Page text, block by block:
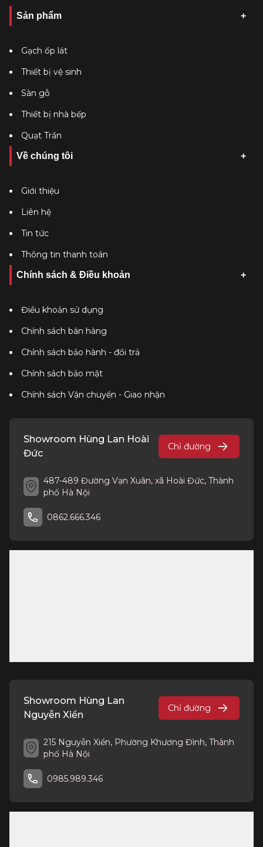
Sản phẩm
Gạch ốp lát
Thiết bị vệ sinh
Sàn gỗ
Thiết bị nhà bếp
Quạt Trần
Về chúng tôi
Giới thiệu
Liên hệ
Tin tức
Thông tin thanh toán
Chính sách & Điều khoản
Điều khoản sử dụng
Chính sách bán hàng
Chính sách bảo hành - đổi trả
Chính sách bảo mật
Chính sách Vận chuyển - Giao nhận
Showroom Hùng Lan Hoài
Đức
Chỉ đường
487-489 Đường Vạn Xuân, xã Hoài Đức, Thành
phố Hà Nội
0862.666.346
Showroom Hùng Lan
Nguyễn Xiển
Chỉ đường
215 Nguyễn Xiển, Phường Khương Đình, Thành
phố Hà Nội
0985.989.346